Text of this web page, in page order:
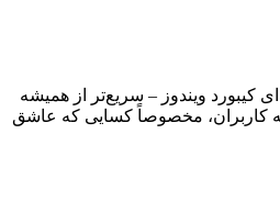
کیبورد ویندوز – سریع‌تر از همیشه
کاربران، مخصوصاً کسایی که عاشق